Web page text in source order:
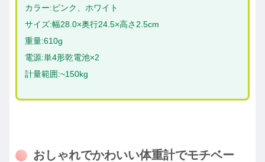
カラー:ピンク、ホワイト
サイズ:幅28.0×奥行24.5×高さ2.5cm
重量:610g
電源:単4形乾電池×2
計量範囲:~150kg
おしゃれでかわいい体重計でモチベー